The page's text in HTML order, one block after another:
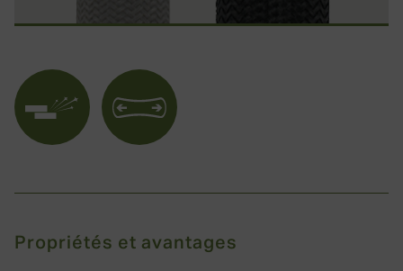
Anti-
abrasion
Gaine
extensible
Propriétés et avantages